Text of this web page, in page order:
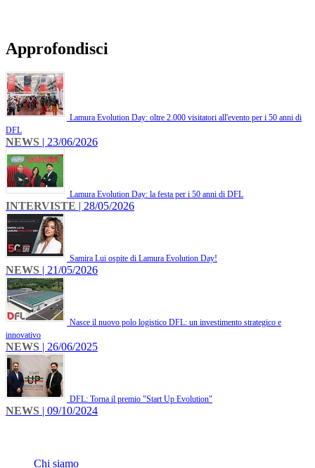
Approfondisci
Lamura Evolution Day: oltre 2.000 visitatori all'evento per i 50 anni di
DFL
NEWS | 23/06/2026
Lamura Evolution Day: la festa per i 50 anni di DFL
INTERVISTE | 28/05/2026
Samira Lui ospite di Lamura Evolution Day!
NEWS | 21/05/2026
Nasce il nuovo polo logistico DFL: un investimento strategico e
innovativo
NEWS | 26/06/2025
DFL: Torna il premio "Start Up Evolution"
NEWS | 09/10/2024
Chi siamo